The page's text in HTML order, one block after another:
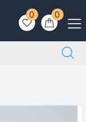
0
0